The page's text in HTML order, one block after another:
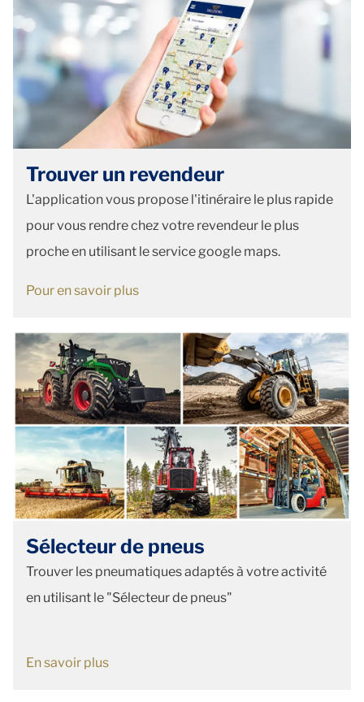
Trouver un revendeur
L'application vous propose l'itinéraire le plus rapide
pour vous rendre chez votre revendeur le plus
proche en utilisant le service google maps.
Pour en savoir plus
Sélecteur de pneus
Trouver les pneumatiques adaptés à votre activité
en utilisant le "Sélecteur de pneus"
En savoir plus